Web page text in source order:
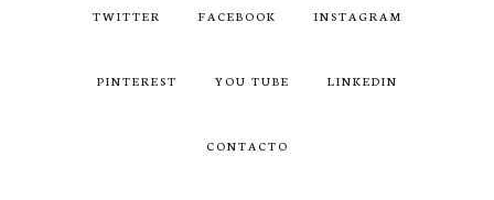
TWITTER FACEBOOK INSTAGRAM
PINTEREST YOU TUBE LINKEDIN
CONTACTO